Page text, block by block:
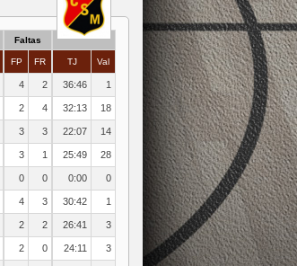
Faltas
FP FR TJ Val
4 2 36:46 1
2 4 32:13 18
3 3 22:07 14
3 1 25:49 28
0 0 0:00 0
4 3 30:42 1
2 2 26:41 3
2 0 24:11 3